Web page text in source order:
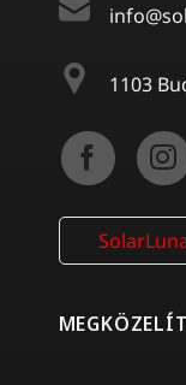
1103